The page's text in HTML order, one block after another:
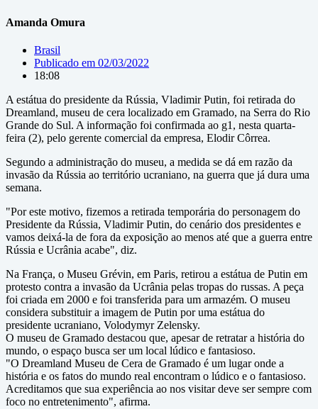
Amanda Omura
Brasil
Publicado em 02/03/2022
18:08
A estátua do presidente da Rússia, Vladimir Putin, foi retirada do
Dreamland, museu de cera localizado em Gramado, na Serra do Rio
Grande do Sul. A informação foi confirmada ao g1, nesta quarta-
feira (2), pelo gerente comercial da empresa, Elodir Côrrea.
Segundo a administração do museu, a medida se dá em razão da
invasão da Rússia ao território ucraniano, na guerra que já dura uma
semana.
"Por este motivo, fizemos a retirada temporária do personagem do
Presidente da Rússia, Vladimir Putin, do cenário dos presidentes e
vamos deixá-la de fora da exposição ao menos até que a guerra entre
Rússia e Ucrânia acabe", diz.
Na França, o Museu Grévin, em Paris, retirou a estátua de Putin em
protesto contra a invasão da Ucrânia pelas tropas do russas. A peça
foi criada em 2000 e foi transferida para um armazém. O museu
considera substituir a imagem de Putin por uma estátua do
presidente ucraniano, Volodymyr Zelensky.
O museu de Gramado destacou que, apesar de retratar a história do
mundo, o espaço busca ser um local lúdico e fantasioso.
"O Dreamland Museu de Cera de Gramado é um lugar onde a
história e os fatos do mundo real encontram o lúdico e o fantasioso.
Acreditamos que sua experiência ao nos visitar deve ser sempre com
foco no entretenimento", afirma.